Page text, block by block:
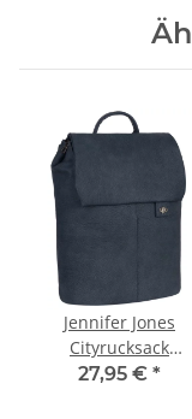
Jennifer Jones
Cityrucksack
Damenrucksack
27,95 € *